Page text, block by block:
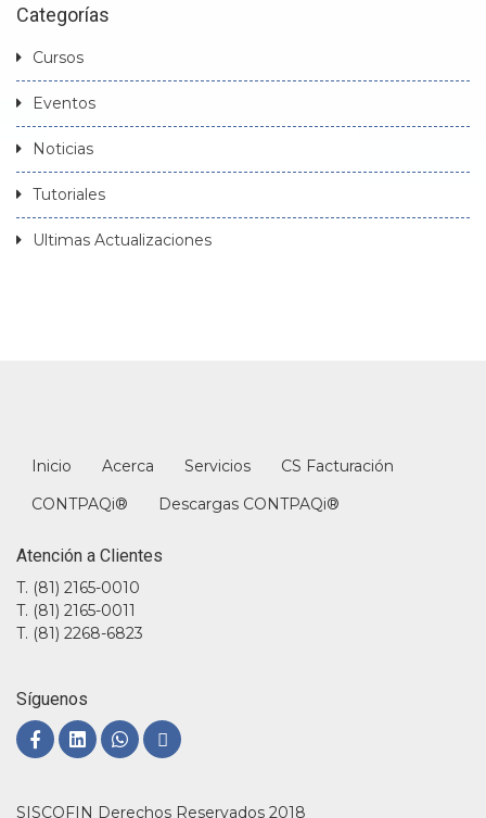
Categorías
Cursos
Eventos
Noticias
Tutoriales
Ultimas Actualizaciones
Inicio Acerca Servicios
CS Facturación
CONTPAQi®
Descargas CONTPAQi®
Atención a Clientes
T. (81) 2165-0010
T. (81) 2165-0011
T. (81) 2268-6823
Síguenos
SISCOFIN Derechos Reservados 2018